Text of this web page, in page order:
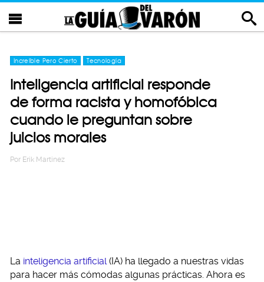
Increíble Pero Cierto Tecnología
Inteligencia artificial responde
de forma racista y homofóbica
cuando le preguntan sobre
juicios morales
Por Erik Martinez
La inteligencia artificial(IA) ha llegado a nuestras vidas
para hacer más cómodas algunas prácticas. Ahora es